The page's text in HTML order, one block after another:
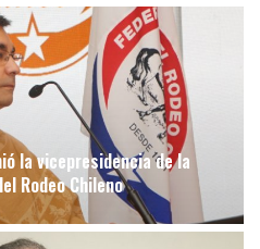
la vicepresidencia de la
Rodeo Chileno